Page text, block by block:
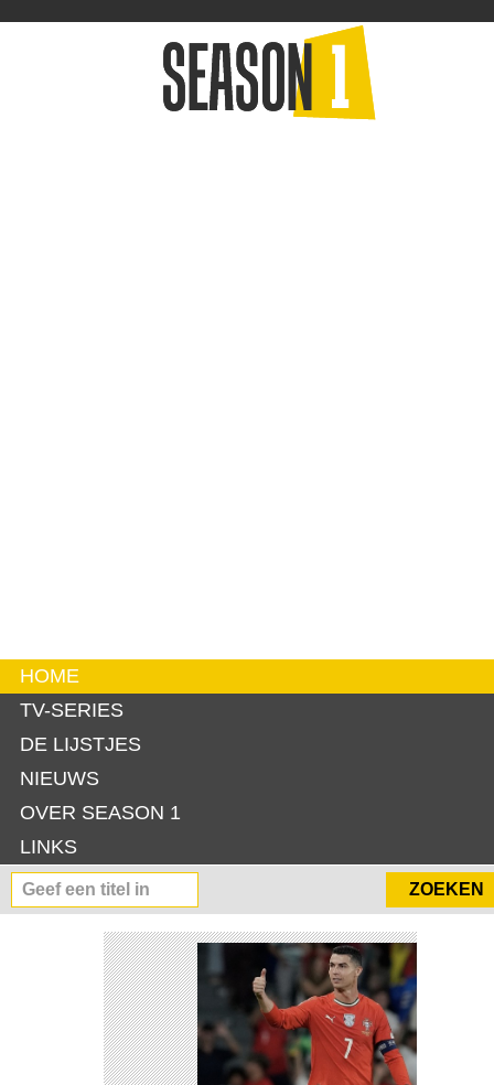
HOME
TV-SERIES
DE LIJSTJES
NIEUWS
OVER SEASON 1
LINKS